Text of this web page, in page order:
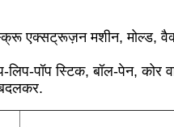
स्क्रू एक्सट्रूज़न मशीन, मोल्ड,
पॉप स्टिक, बॉल-पेन, कोर